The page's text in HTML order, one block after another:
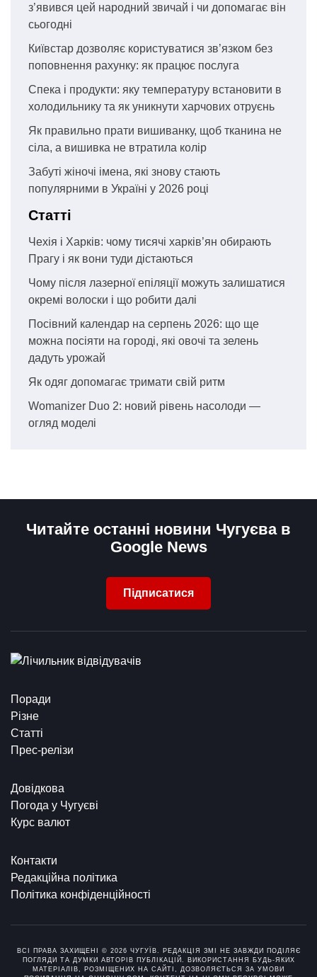
з’явився цей народний звичай і чи допомагає він
сьогодні
Київстар дозволяє користуватися зв’язком без
поповнення рахунку: як працює послуга
Спека і продукти: яку температуру встановити в
холодильнику та як уникнути харчових отруєнь
Як правильно прати вишиванку, щоб тканина не
сіла, а вишивка не втратила колір
Забуті жіночі імена, які знову стають
популярними в Україні у 2026 році
Статті
Чехія і Харків: чому тисячі харків’ян обирають
Прагу і як вони туди дістаються
Чому після лазерної епіляції можуть залишатися
окремі волоски і що робити далі
Посівний календар на серпень 2026: що ще
можна посіяти на городі, які овочі та зелень
дадуть урожай
Як одяг допомагає тримати свій ритм
Womanizer Duo 2: новий рівень насолоди —
огляд моделі
Читайте останні новини Чугуєва в
Google News
Підписатися
Поради
Різне
Статті
Прес-релізи
Довідкова
Погода у Чугуєві
Курс валют
Контакти
Редакційна політика
Політика конфіденційності
ВСІ ПРАВА ЗАХИЩЕНІ © 2026 ЧУГУЇВ. РЕДАКЦІЯ ЗМІ НЕ ЗАВЖДИ ПОДІЛЯЄ
ПОГЛЯДИ ТА ДУМКИ АВТОРІВ ПУБЛІКАЦІЙ. ВИКОРИСТАННЯ БУДЬ-ЯКИХ
МАТЕРІАЛІВ, РОЗМІЩЕНИХ НА САЙТІ, ДОЗВОЛЯЄТЬСЯ ЗА УМОВИ